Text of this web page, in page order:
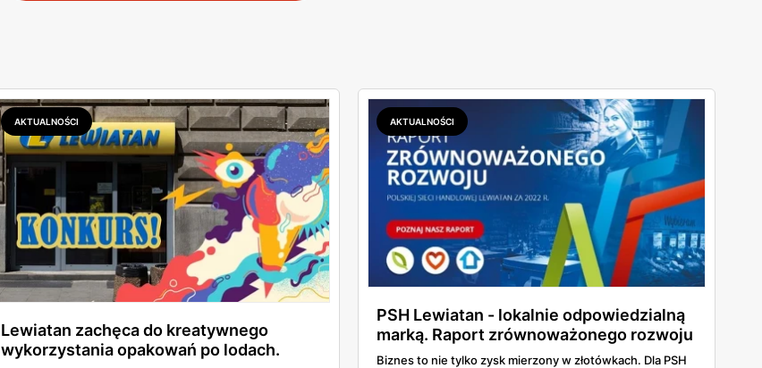
AKTUALNOŚCI
Lewiatan zachęca do kreatywnego
wykorzystania opakowań po lodach.
AKTUALNOŚCI
PSH Lewiatan - lokalnie odpowiedzialną
marką. Raport zrównoważonego rozwoju
i najważniejsze wnioski!
Biznes to nie tylko zysk mierzony w złotówkach. Dla PSH